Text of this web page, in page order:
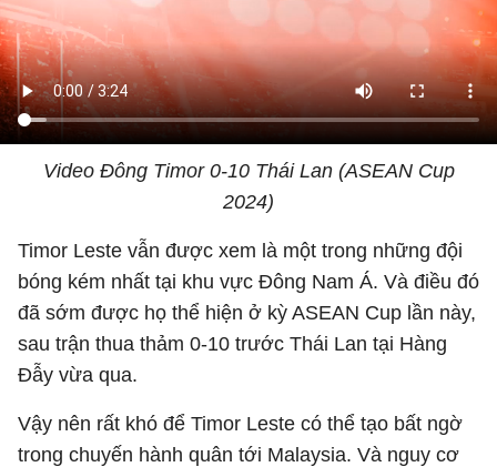
Video Đông Timor 0-10 Thái Lan (ASEAN Cup
2024)
Timor Leste vẫn được xem là một trong những đội
bóng kém nhất tại khu vực Đông Nam Á. Và điều đó
đã sớm được họ thể hiện ở kỳ ASEAN Cup lần này,
sau trận thua thảm 0-10 trước Thái Lan tại Hàng
Đẫy vừa qua.
Vậy nên rất khó để Timor Leste có thể tạo bất ngờ
trong chuyến hành quân tới Malaysia. Và nguy cơ